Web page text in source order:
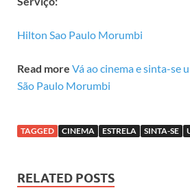
Hilton Sao Paulo Morumbi
Read more Vá ao cinema e sinta-se
São Paulo Morumbi
TAGGED CINEMA ESTRELA SINTA-SE
RELATED POSTS